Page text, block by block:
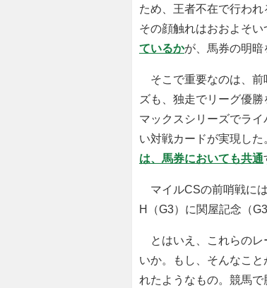
ため、王者不在で行わ
その顔触れはおおよそい
ているかが、馬券の明暗
そこで重要なのは、前
ズも、独走でリーグ優
マックスシリーズでラ
い対戦カードが実現した
は、馬券においても共通
マイルCSの前哨戦に
H（G3）に関屋記念（
とはいえ、これらのレ
いか。もし、そんなこ
れたようなもの。競馬